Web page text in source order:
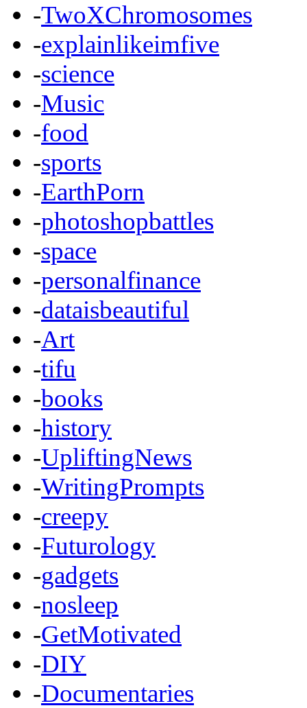
-TwoXChromosomes
-explainlikeimfive
-science
-Music
-food
-sports
-EarthPorn
-photoshopbattles
-space
-personalfinance
-dataisbeautiful
-Art
-tifu
-books
-history
-UpliftingNews
-WritingPrompts
-creepy
-Futurology
-gadgets
-nosleep
-GetMotivated
-DIY
-Documentaries